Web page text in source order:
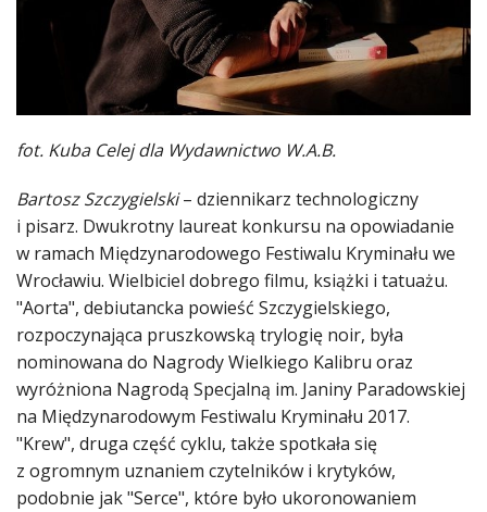
fot. Kuba Celej dla Wydawnictwo W.A.B.
Bartosz Szczygielski– dziennikarz technologiczny
i pisarz. Dwukrotny laureat konkursu na opowiadanie
w ramach Międzynarodowego Festiwalu Kryminału we
Wrocławiu. Wielbiciel dobrego filmu, książki i tatuażu.
"Aorta", debiutancka powieść Szczygielskiego,
rozpoczynająca pruszkowską trylogię noir, była
nominowana do Nagrody Wielkiego Kalibru oraz
wyróżniona Nagrodą Specjalną im. Janiny Paradowskiej
na Międzynarodowym Festiwalu Kryminału 2017.
"Krew", druga część cyklu, także spotkała się
z ogromnym uznaniem czytelników i krytyków,
podobnie jak "Serce", które było ukoronowaniem